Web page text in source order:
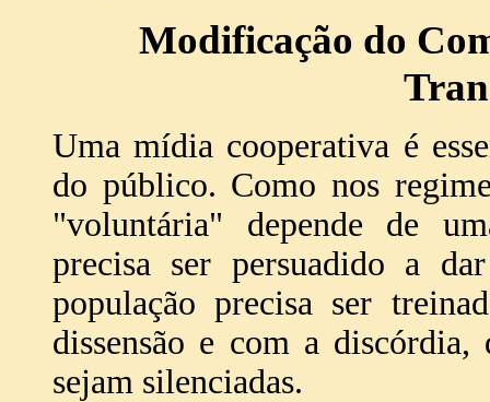
Modificação do
Uma mídia cooperativa é
do público. Como nos
"voluntária" depende de
precisa ser persuadido a
população precisa ser
dissensão e com a
sejam silenciadas.